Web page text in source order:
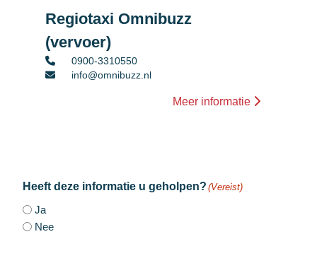
Regiotaxi Omnibuzz
(vervoer)
0900-3310550
info@omnibuzz.nl
Meer informatie
Heeft deze informatie u geholpen? (Vereist)
Ja
Nee